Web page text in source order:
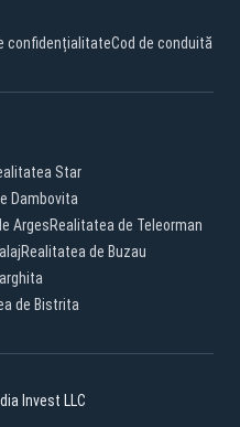
confidențialitateCod de conduită
Star
Dambovita
ArgesRealitatea de Teleorman
Realitatea de Buzau
de Bistrita
Invest LLC